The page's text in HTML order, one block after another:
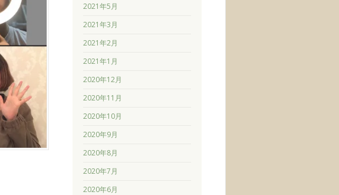
2021年5月
2021年3月
2021年2月
2021年1月
2020年12月
2020年11月
2020年10月
2020年9月
2020年8月
2020年7月
2020年6月